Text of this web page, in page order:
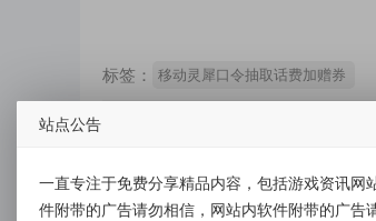
标签： 移动灵犀口令抽取话费加赠券
免责声明：
站点公告
一直专注于免费分享精品内容，包括游戏资讯
件附带的广告请勿相信，网站内软件附带的广告